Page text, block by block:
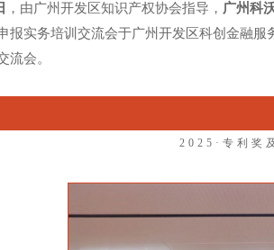
，由广州开发区知识产权协会指导， 广州科
报实务培训交流会于广州开发区科创金融
流会。
2025·专利奖